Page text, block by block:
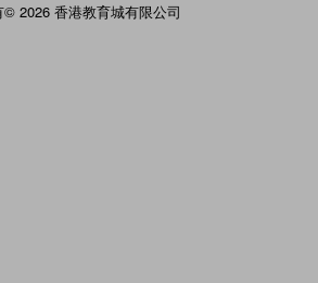
© 2026 香港教育城有限公司